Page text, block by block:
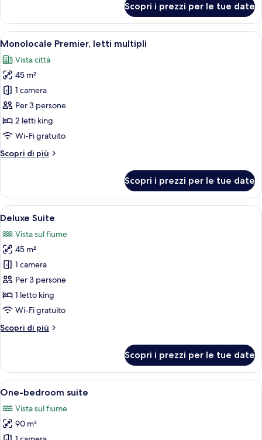
Suite
River
View
Scopri i prezzi per le tue date
Apri
tutte
le
foto
per
Monolocale
Premier,
letti
multipli
Una moderna camera d'hotel con
4
Monolocale Premier, letti multipli
Vista città
45 m²
1 camera
Per 3 persone
2 letti king
Wi-Fi gratuito
Scopri di più
Altri
Premier,
letti
multipli
Scopri i prezzi per le tue date
Apri
tutte
le
foto
per
Deluxe
Suite
Camera d'albergo con un letto
5
Deluxe Suite
Vista sul fiume
45 m²
1 camera
Per 3 persone
1 letto king
Wi-Fi gratuito
Scopri di più
Altri
Suite
Scopri i prezzi per le tue date
Apri
tutte
le
foto
Una camera d'albergo moderna
6
One-bedroom suite
Vista sul fiume
90 m²